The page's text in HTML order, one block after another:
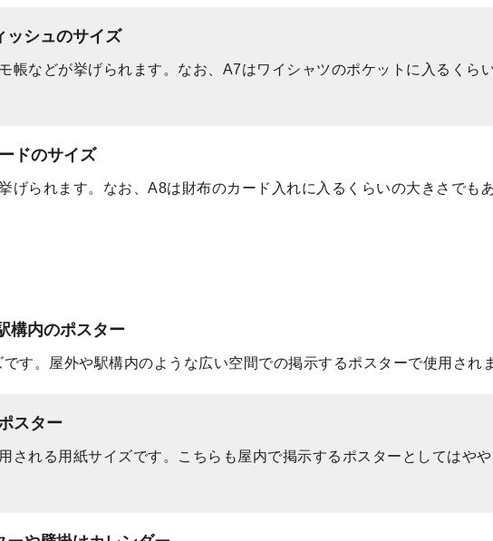
ッシュのサイズ
帳などが挙げられます。なお、A7はワイシャツのポケットに入るくら
ドのサイズ
げられます。なお、A8は財布のカード入れに入るくらいの大きさでもあ
構内のポスター
す。屋外や駅構内のような広い空間での掲示するポスターで使用され
スター
される用紙サイズです。こちらも屋内で掲示するポスターとしてはや